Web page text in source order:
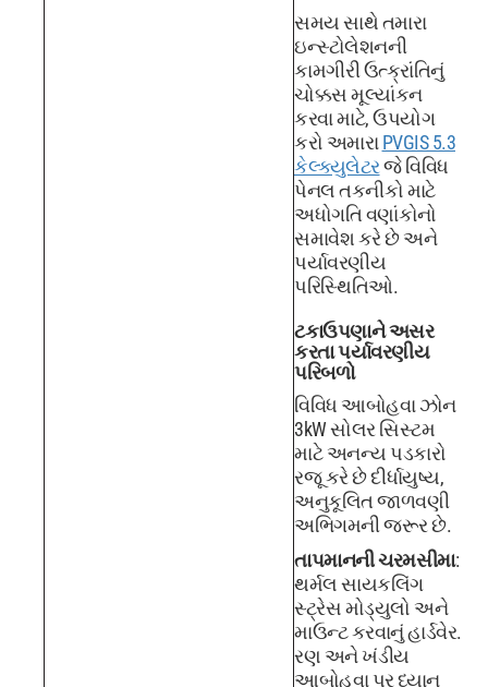
સમય સાથે તમારા
ઇન્સ્ટોલેશનની
કામગીરી ઉત્ક્રાંતિનું
ચોક્કસ મૂલ્યાંકન
કરવા માટે, ઉપયોગ
કરો અમારાPVGIS 5.3
કેલ્ક્યુલેટરજે વિવિધ
પેનલ તકનીકો માટે
અધોગતિ વણાંકોનો
સમાવેશ કરે છે અને
પર્યાવરણીય
પરિસ્થિતિઓ.
ટકાઉપણાને અસર
કરતા પર્યાવરણીય
પરિબળો
વિવિધ આબોહવા ઝોન
3kW સોલર સિસ્ટમ
માટે અનન્ય પડકારો
રજૂ કરે છે દીર્ધાયુષ્ય,
અનુકૂલિત જાળવણી
અભિગમની જરૂર છે.
તાપમાનની ચરમસીમા:
થર્મલ સાયકલિંગ
સ્ટ્રેસ મોડ્યુલો અને
માઉન્ટ કરવાનું હાર્ડવેર.
રણ અને ખંડીય
આબોહવા પર ધ્યાન